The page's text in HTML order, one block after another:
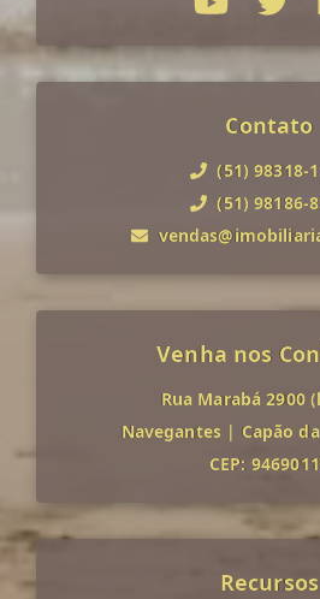
Contato
(51) 98318-
(51) 98186-
Venha nos
Rua Marabá 2900
Navegantes | Capão
CEP:
Recursos